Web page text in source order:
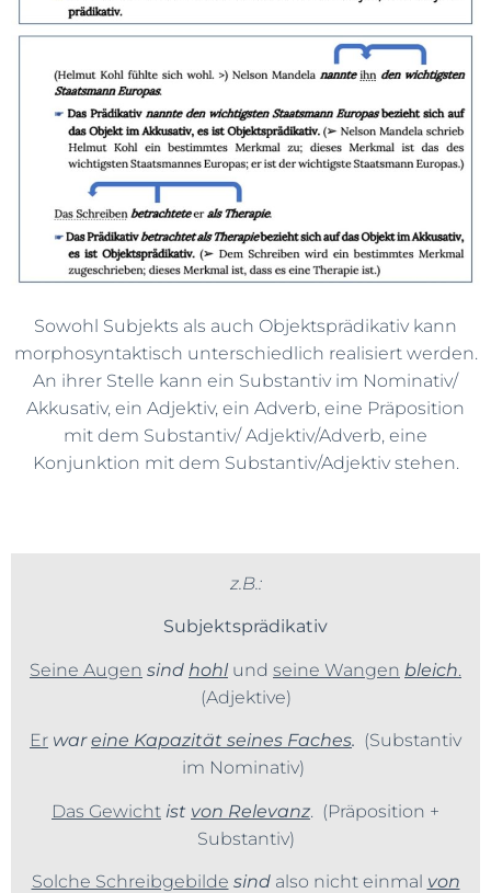
Sowohl Subjekts als auch Objektsprädikativ kann
morphosyntaktisch unterschiedlich realisiert werden.
An ihrer Stelle kann ein Substantiv im Nominativ/
Akkusativ, ein Adjektiv, ein Adverb, eine Präposition
mit dem Substantiv/ Adjektiv/Adverb, eine
Konjunktion mit dem Substantiv/Adjektiv stehen.
z.B.:
Subjektsprädikativ
Seine Augen sind hohlund seine Wangen bleich.
(Adjektive)
Er wareine Kapazität seines Faches. (Substantiv
im Nominativ)
Das Gewicht ist von Relevanz. (Präposition +
Substantiv)
Solche Schreibgebilde sindalso nicht einmal von